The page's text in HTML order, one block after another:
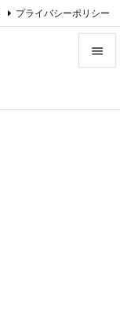

プライバシーポリシー